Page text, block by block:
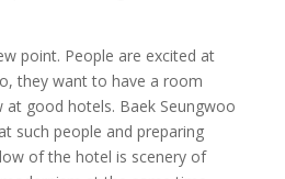
point. People are excited at
they want to have a room
at good hotels. Baek Seungwoo
such people and preparing
of the hotel is scenery of